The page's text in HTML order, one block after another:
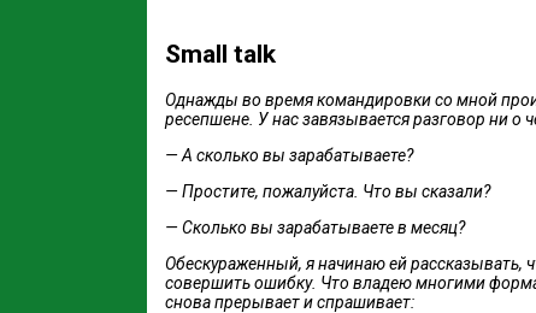
Small talk⠀
Однажды во время командировки со мной
ресепшене. У нас завязывается разговор ни
— А сколько вы зарабатываете?⠀
— Простите, пожалуйста. Что вы сказали?
— Сколько вы зарабатываете в месяц?
Обескураженный, я начинаю ей рассказывать,
совершить ошибку. Что владею многими
снова прерывает и спрашивает: